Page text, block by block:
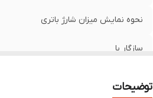
نحوه نمایش میزان شارژ باتری
سازگار با
توضیحات